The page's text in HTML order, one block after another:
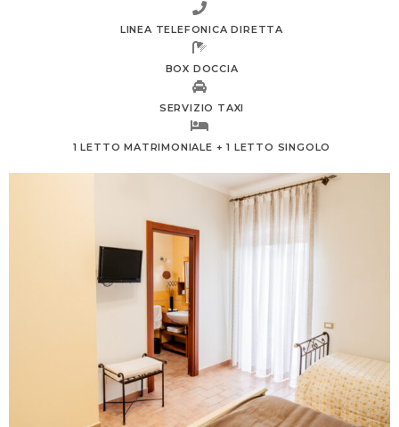
LINEA TELEFONICA DIRETTA
BOX DOCCIA
SERVIZIO TAXI
1 LETTO MATRIMONIALE + 1 LETTO SINGOLO